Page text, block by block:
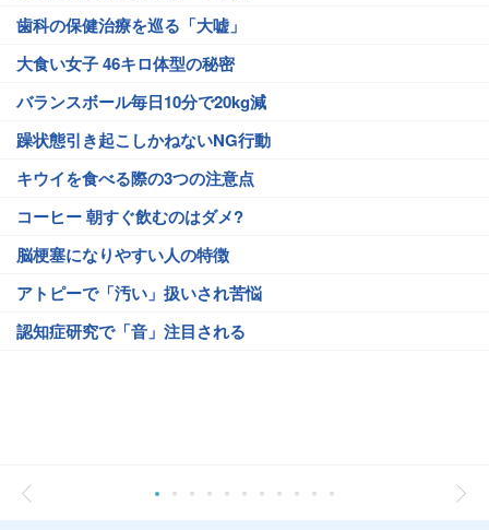
歯科の保健治療を巡る「大嘘」
大食い女子 46キロ体型の秘密
バランスボール毎日10分で20kg減
躁状態引き起こしかねないNG行動
キウイを食べる際の3つの注意点
コーヒー 朝すぐ飲むのはダメ?
脳梗塞になりやすい人の特徴
アトピーで「汚い」扱いされ苦悩
認知症研究で「音」注目される